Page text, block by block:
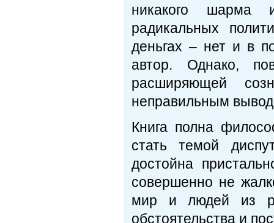
никакого шарма
радикальных
деньгах – нет и в
автор. Однако,
расширяющей
неправильным
Книга полна
стать темой
достойна
совершенно не
мир и людей из
обстоятельства и